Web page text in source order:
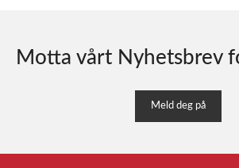
Motta vårt Nyhetsbrev
Meld deg på